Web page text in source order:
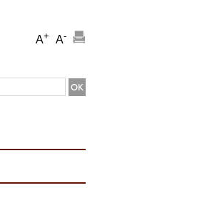
A+ A-